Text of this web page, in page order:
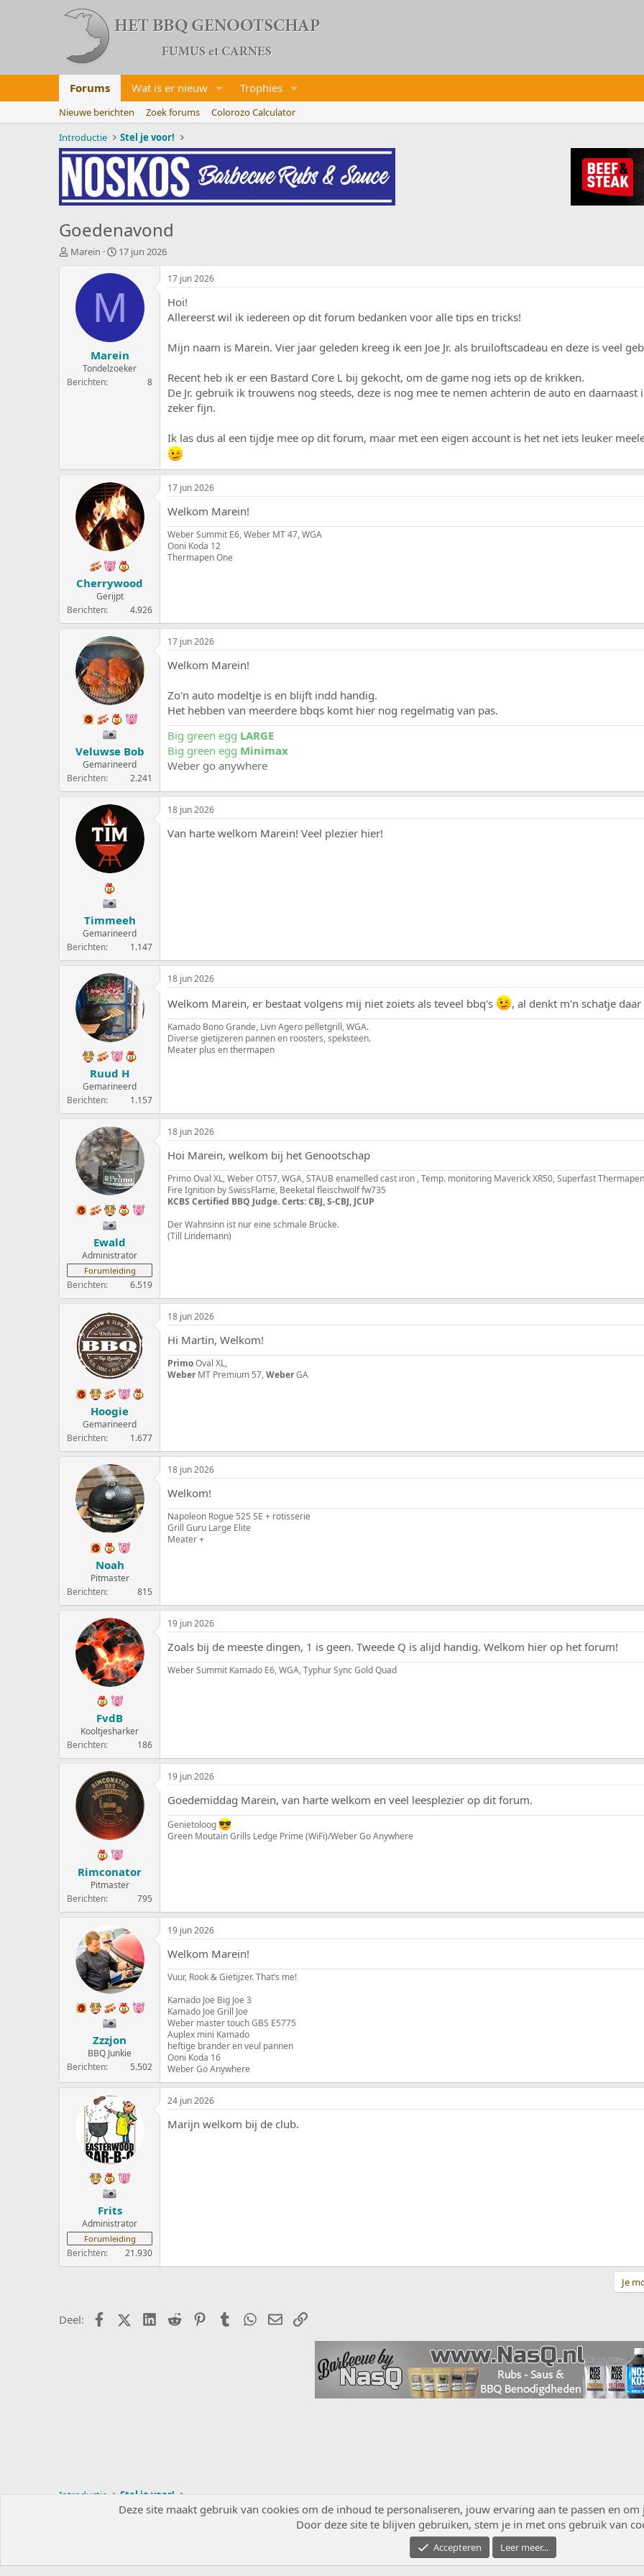
Forums Wat is er nieuw Trophies
Nieuwe berichten Zoek forums
Colorozo Calculator
Introductie
Stel je voor!
Goedenavond
O
w
t
Marein
S
a
t
t
u
m
17 jun 2026
M
Marein
Tondelzoeker
Berichten
8
17 jun 2026
Hoi!
Allereerst wil ik iedereen op dit forum bedanken voor alle tips en tricks!
Mijn naam is Marein. Vier jaar geleden kreeg ik een Joe Jr. als bruiloftscadeau en deze is veel
Recent heb ik er een Bastard Core L bij gekocht, om de game nog iets op de krikken.
De Jr. gebruik ik trouwens nog steeds, deze is nog mee te nemen achterin de auto en
zeker fijn.
Ik las dus al een tijdje mee op dit forum, maar met een eigen account is het net iets leuker
Cherrywood
Gerijpt
Berichten
4.926
17 jun 2026
Welkom Marein!
Weber Summit E6, Weber MT 47, WGA
Ooni Koda 12
Thermapen One
Veluwse Bob
Gemarineerd
Berichten
2.241
17 jun 2026
Welkom Marein!
Zo'n auto modeltje is en blijft indd handig.
Het hebben van meerdere bbqs komt hier nog regelmatig van pas.
Big green egg LARGE
Big green egg Minimax
Weber go anywhere
Timmeeh
Gemarineerd
Berichten
1.147
18 jun 2026
Van harte welkom Marein! Veel plezier hier!
Ruud H
Gemarineerd
Berichten
1.157
18 jun 2026
Welkom Marein, er bestaat volgens mij niet zoiets als teveel bbq's , al denkt m'n schatje
Kamado Bono Grande, Livn Agero pelletgrill, WGA.
Diverse gietijzeren pannen en roosters, speksteen.
Meater plus en thermapen
Ewald
Administrator
Forumleiding
Berichten 6.519
18 jun 2026
Hoi Marein, welkom bij het Genootschap
Primo Oval XL, Weber OT57, WGA, STAUB enamelled cast iron , Temp. monitoring Maverick XR50, Superfast
Fire Ignition by SwissFlame, Beeketal fleischwolf fw735
KCBS Certified BBQ Judge. Certs: CBJ, S-CBJ, JCUP
Der Wahnsinn ist nur eine schmale Brücke.
(Till Lindemann)
Hoogie
Gemarineerd
Berichten
1.677
18 jun 2026
Hi Martin, Welkom!
PrimoOval XL,
Weber MT Premium 57,WeberGA
Noah
Pitmaster
Berichten
815
18 jun 2026
Welkom!
Napoleon Rogue 525 SE + rotisserie
Grill Guru Large Elite
Meater +
FvdB
Kooltjesharker
Berichten
186
19 jun 2026
Zoals bij de meeste dingen, 1 is geen. Tweede Q is alijd handig. Welkom hier op het forum!
Weber Summit Kamado E6, WGA, Typhur Sync Gold Quad
Rimconator
Pitmaster
Berichten
795
19 jun 2026
Goedemiddag Marein, van harte welkom en veel leesplezier op dit forum.
Genietoloog
Green Moutain Grills Ledge Prime (WiFi)/Weber Go Anywhere
Zzzjon
BBQ Junkie
Berichten
5.502
19 jun 2026
Welkom Marein!
Vuur, Rook & Gietijzer. That’s me!
Kamado Joe Big Joe 3
Kamado Joe Grill Joe
Weber master touch GBS E5775
Auplex mini Kamado
heftige brander en veul pannen
Ooni Koda 16
Weber Go Anywhere
Frits
Administrator
Forumleiding
Berichten 21.930
24 jun 2026
Marijn welkom bij de club.
Je
Deel: FacebookX (Twitter)
LinkedIn
Reddit PinterestTumblrWhatsApp
E-mailkoppeling
Introductie Stel je voor!
Community platform by XenForo © 2010-2026 XenForo Ltd.
Deze site maakt gebruik van cookies om de inhoud te personaliseren, jouw ervaring aan te passen en
Door deze site te blijven gebruiken, stem je in met ons gebruik van
Accepteren Leer meer...